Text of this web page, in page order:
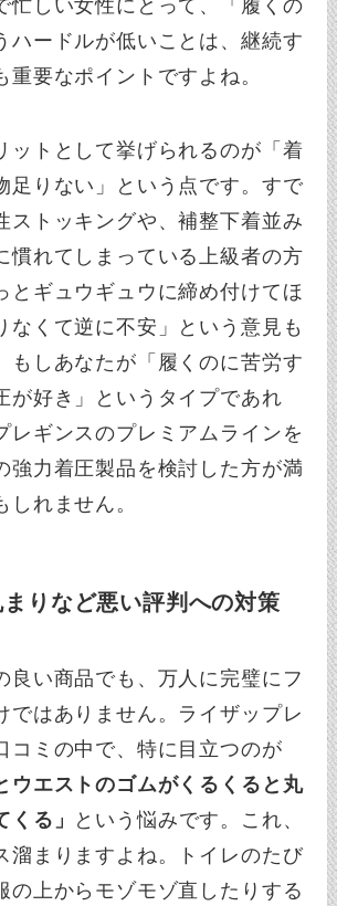
忙しい女性にとって、「履くの
ハードルが低いことは、継続す
重要なポイントですよね。
ットとして挙げられるのが「着
足りない」という点です。すで
ストッキングや、補整下着並み
慣れてしまっている上級者の方
とギュウギュウに締め付けてほ
なくて逆に不安」という意見も
もしあなたが「履くのに苦労す
が好き」というタイプであれ
レギンスのプレミアムラインを
強力着圧製品を検討した方が満
しれません。
りなど悪い評判への対策
良い商品でも、万人に完璧にフ
ではありません。ライザップレ
コミの中で、特に目立つのが
ウエストのゴムがくるくると丸
くる」
という悩みです。これ、
溜まりますよね。トイレのたび
の上からモゾモゾ直したりする